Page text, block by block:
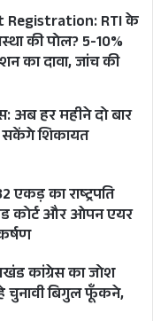
Registration: RTI के
की पोल? 5-10%
का दावा, जांच की
अब हर महीने दो बार
शिकायत
एकड़ का राष्ट्रपति
कोर्ट और ओपन एयर
कांग्रेस का जोश
बिगुल फूँकने,